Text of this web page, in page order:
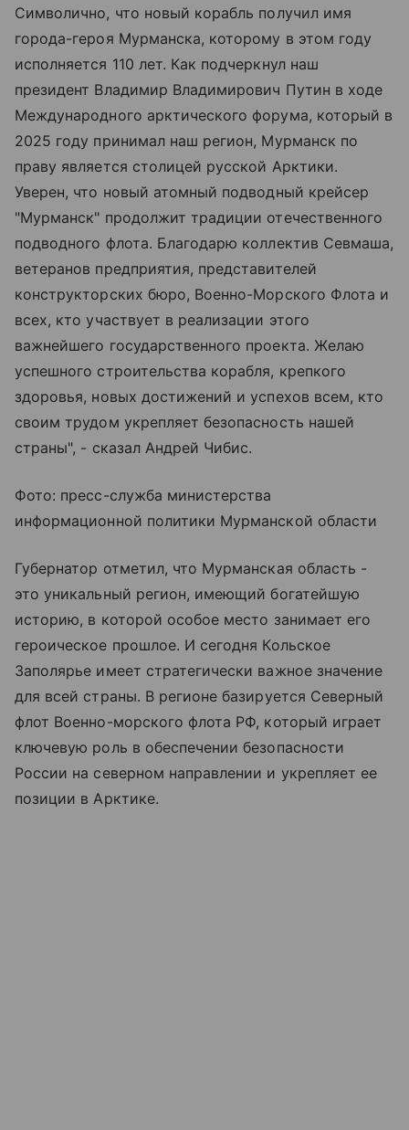
Символично, что новый корабль получил имя
города-героя Мурманска, которому в этом году
исполняется 110 лет. Как подчеркнул наш
президент Владимир Владимирович Путин в ходе
Международного арктического форума, который в
2025 году принимал наш регион, Мурманск по
праву является столицей русской Арктики.
Уверен, что новый атомный подводный крейсер
"Мурманск" продолжит традиции отечественного
подводного флота. Благодарю коллектив Севмаша,
ветеранов предприятия, представителей
конструкторских бюро, Военно-Морского Флота и
всех, кто участвует в реализации этого
важнейшего государственного проекта. Желаю
успешного строительства корабля, крепкого
здоровья, новых достижений и успехов всем, кто
своим трудом укрепляет безопасность нашей
страны", - сказал Андрей Чибис.
Фото: пресс-служба министерства
информационной политики Мурманской области
Губернатор отметил, что Мурманская область -
это уникальный регион, имеющий богатейшую
историю, в которой особое место занимает его
героическое прошлое. И сегодня Кольское
Заполярье имеет стратегически важное значение
для всей страны. В регионе базируется Северный
флот Военно-морского флота РФ, который играет
ключевую роль в обеспечении безопасности
России на северном направлении и укрепляет ее
позиции в Арктике.